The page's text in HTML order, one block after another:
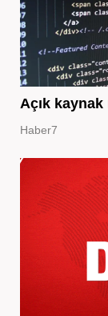
Açık kaynak
Haber7